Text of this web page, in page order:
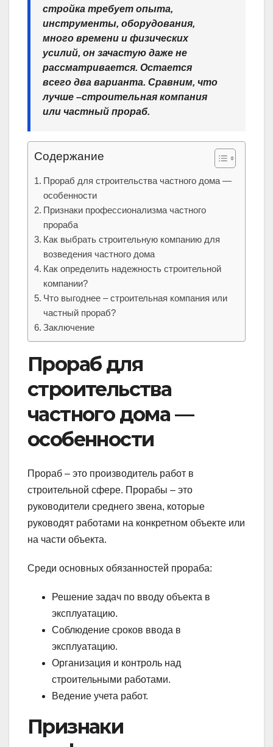
стройка требует опыта,
инструменты, оборудования,
много времени и физических
усилий, он зачастую даже не
рассматривается. Остается
всего два варианта. Сравним, что
лучше –строительная компания
или частный прораб.
Содержание
Прораб для строительства частного дома —
особенности
Признаки профессионализма частного
прораба
Как выбрать строительную компанию для
возведения частного дома
Как определить надежность строительной
компании?
Что выгоднее – строительная компания или
частный прораб?
Заключение
Прораб для
строительства
частного дома —
особенности
Прораб – это производитель работ в
строительной сфере. Прорабы – это
руководители среднего звена, которые
руководят работами на конкретном объекте или
на части объекта.
Среди основных обязанностей прораба:
Решение задач по вводу объекта в
эксплуатацию.
Соблюдение сроков ввода в
эксплуатацию.
Организация и контроль над
строительными работами.
Ведение учета работ.
Признаки